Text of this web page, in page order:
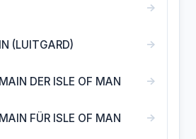
→
(LUITGARD) →
DER ISLE OF MAN →
FÜR ISLE OF MAN →